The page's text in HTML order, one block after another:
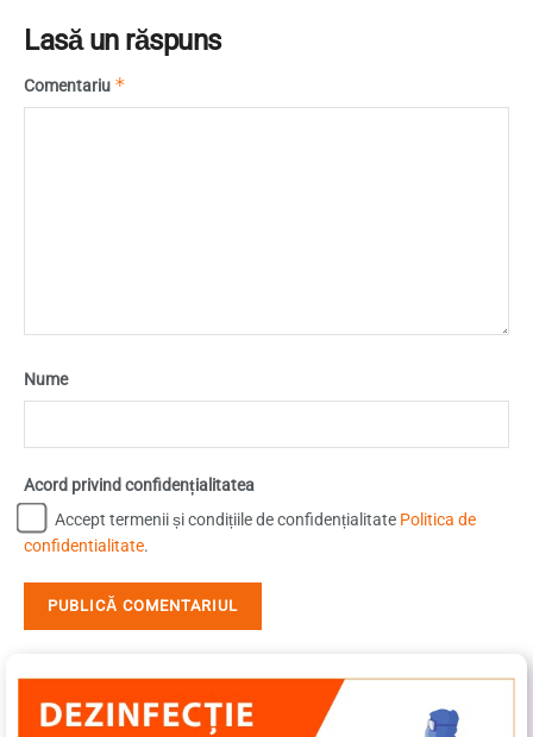
Lasă un răspuns
Comentariu *
Nume
Acord privind confidențialitatea
Accept termenii și condițiile de confidențialitate Politica de
confidentialitate.